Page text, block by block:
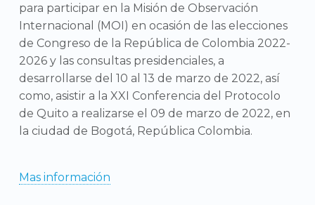
para participar en la Misión de Observación
Internacional (MOI) en ocasión de las elecciones
de Congreso de la República de Colombia 2022-
2026 y las consultas presidenciales, a
desarrollarse del 10 al 13 de marzo de 2022, así
como, asistir a la XXI Conferencia del Protocolo
de Quito a realizarse el 09 de marzo de 2022, en
la ciudad de Bogotá, República Colombia.
Mas información